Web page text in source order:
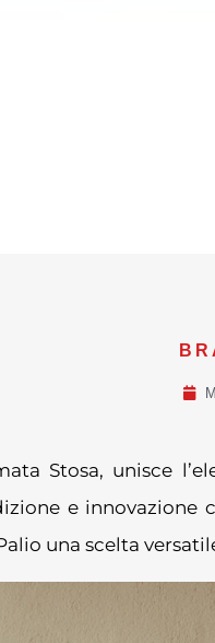
Stosa, unisce
e innovazione
una scelta